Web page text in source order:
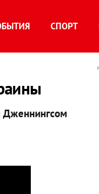
СПОРТ
Дженнингсом